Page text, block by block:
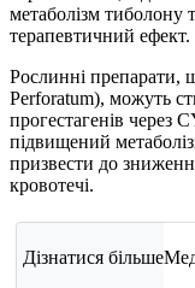
метаболізм
терапевтичний ефект.
Рослинні препарати,
Perforatum), можуть
прогестагенів через
підвищений
призвести до
кровотечі.
Дізнатися більше